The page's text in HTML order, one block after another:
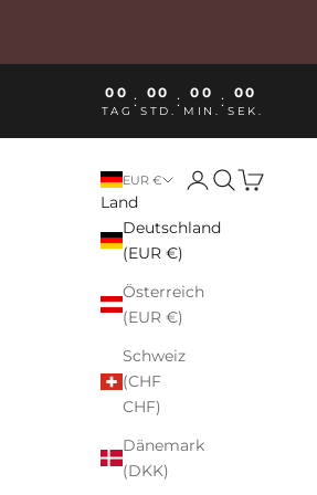
00
TAG
: 00
STD.
: 00
MIN.
: 00
SEK.
EUR €
Land
Deutschland
(EUR €)
Österreich
(EUR €)
Schweiz
(CHF
CHF)
Dänemark
(DKK)
Anmelden
Suchen